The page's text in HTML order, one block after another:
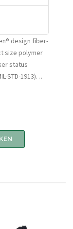
design fiber-
size polymer
status
STD-1913)…